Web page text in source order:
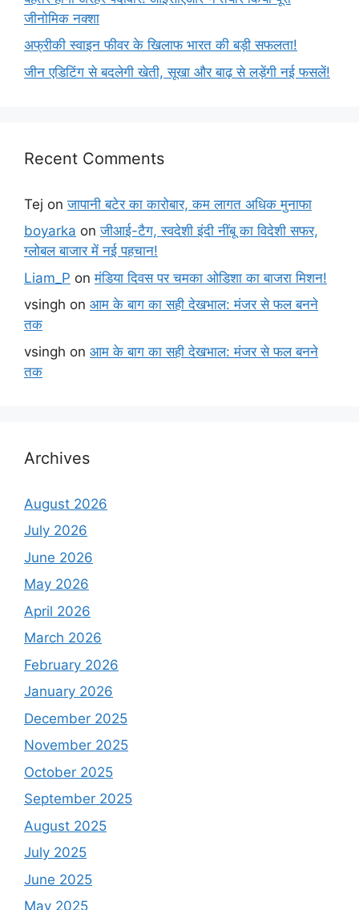
जीनोमिक नक्शा
अफ्रीकी स्वाइन फीवर के खिलाफ भारत की बड़ी सफलता!
जीन एडिटिंग से बदलेगी खेती, सूखा और बाढ़ से लड़ेंगी नई फसलें!
Recent Comments
Tej onजापानी बटेर का कारोबार, कम लागत अधिक मुनाफा
boyarka onजीआई-टैग, स्वदेशी इंदी नींबू का विदेशी सफर,
ग्लोबल बाजार में नई पहचान!
Liam_P onमंडिया दिवस पर चमका ओडिशा का बाजरा मिशन!
vsingh on आम के बाग का सही देखभाल: मंजर से फल बनने
तक
vsingh on आम के बाग का सही देखभाल: मंजर से फल बनने
तक
Archives
August 2026
July 2026
June 2026
May 2026
April 2026
March 2026
February 2026
January 2026
December 2025
November 2025
October 2025
September 2025
August 2025
July 2025
June 2025
May 2025